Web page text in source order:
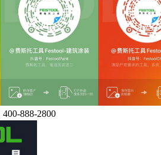
888-2800